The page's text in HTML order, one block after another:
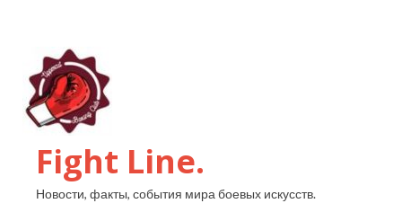
Fight Line.
Новости, факты, события мира боевых искусств.